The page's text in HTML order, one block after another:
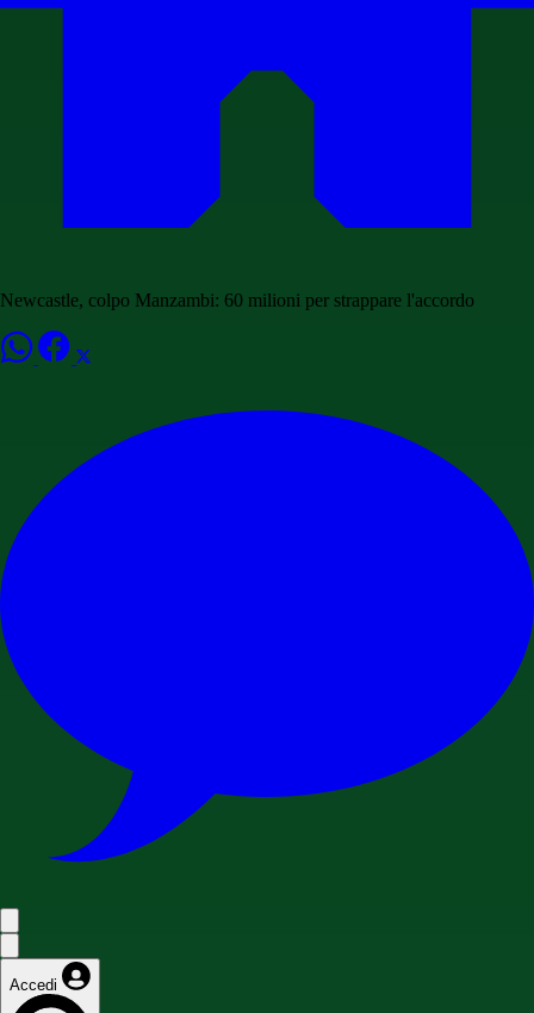
Newcastle, colpo Manzambi: 60 milioni per strappare l'accordo
Accedi